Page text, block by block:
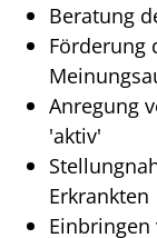
Beratung
Förderung
Anregung
'aktiv'
Erkrankten